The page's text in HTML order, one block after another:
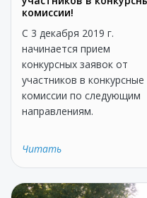
комиссии!
С 3 декабря 2019 г.
начинается прием
конкурсных заявок от
участников в конкурсные
комиссии по следующим
направлениям.
Читать